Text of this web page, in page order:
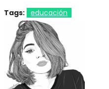
Tags: educación